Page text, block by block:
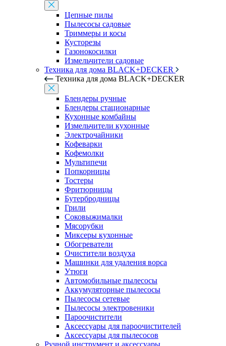
Цепные пилы
Пылесосы садовые
Триммеры и косы
Кусторезы
Газонокосилки
Измельчители садовые
Техника для дома BLACK+DECKER
Техника для дома BLACK+DECKER
Блендеры ручные
Блендеры стационарные
Кухонные комбайны
Измельчители кухонные
Электрочайники
Кофеварки
Кофемолки
Мультипечи
Попкорницы
Тостеры
Фритюрницы
Бутербродницы
Грили
Соковыжималки
Мясорубки
Миксеры кухонные
Обогреватели
Очистители воздуха
Машинки для удаления ворса
Утюги
Автомобильные пылесосы
Аккумуляторные пылесосы
Пылесосы сетевые
Пылесосы электровеники
Пароочистители
Аксессуары для пароочистителей
Аксессуары для пылесосов
Ручной инструмент и аксессуары